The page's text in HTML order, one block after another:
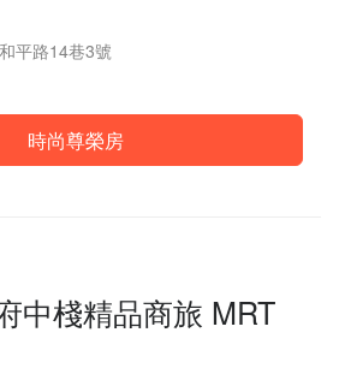
平路14巷3號
時尚尊榮房
中棧精品商旅 MRT